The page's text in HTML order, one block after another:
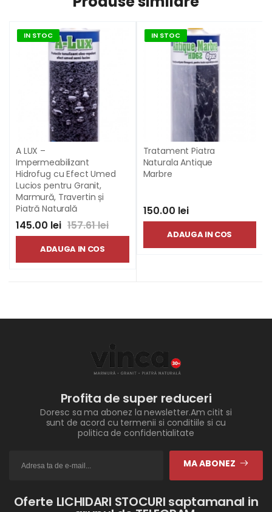
IN STOC
A LUX –
Impermeabilizant
Hidrofug cu Efect Umed
Lucios pentru Granit,
Marmură, Travertin și
Piatră Naturală
145.00 lei 157.61 lei
ADAUGA IN COS
IN STOC
Tratament Piatra
Naturala Antique
Marbre
150.00 lei
ADAUGA IN COS
Profita de super reduceri
Doresc sa ma abonez la newsletter.Am citit si
sunt de acord cu termenii si conditiile si cu
politica de confidentialitate
MA ABONEZ
Oferte LICHIDARI STOCURI saptamanal in